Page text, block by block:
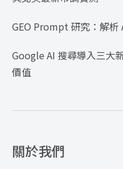
GEO Prompt 研究：解析
Google AI 搜尋導入三大
價值
關於我們